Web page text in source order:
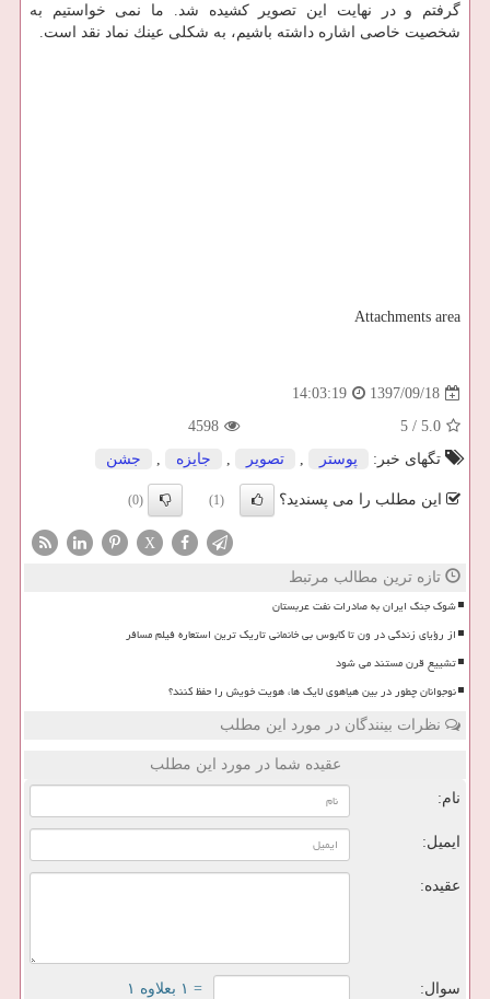
گرفتم و در نهایت این تصویر كشیده شد. ما نمی خواستیم به
شخصیت خاصی اشاره داشته باشیم، به شكلی عینك نماد نقد است.
Attachments area
1397/09/18
14:03:19
5.0
/
5
4598
تگهای خبر:
پوستر , تصویر , جایزه , جشن
این مطلب را می پسندید؟ (1)
(0)
X
تازه ترین مطالب مرتبط
شوک جنگ ایران به صادرات نفت عربستان
از رؤیای زندگی در ون تا کابوس بی خانمانی تاریک ترین استعاره فیلم مسافر
تشییع قرن مستند می شود
نوجوانان چطور در بین هیاهوی لایک ها، هویت خویش را حفظ کنند؟
نظرات بینندگان در مورد این مطلب
عقیده شما در مورد این مطلب
نام:
ایمیل:
عقیده:
سوال: = ۱ بعلاوه ۱